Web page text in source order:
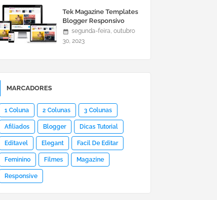
Tek Magazine Templates
Blogger Responsivo
segunda-feira, outubro
30, 2023
MARCADORES
1 Coluna 2 Colunas 3 Colunas
Afiliados Blogger Dicas Tutorial
Editavel Elegant Facil De Editar
Feminino Filmes Magazine
Responsive